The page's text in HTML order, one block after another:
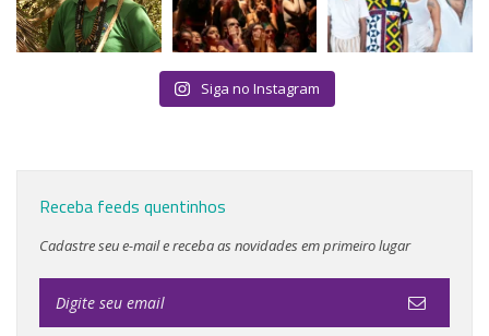
Siga no Instagram
Receba feeds quentinhos
Cadastre seu e-mail e receba as novidades em primeiro lugar